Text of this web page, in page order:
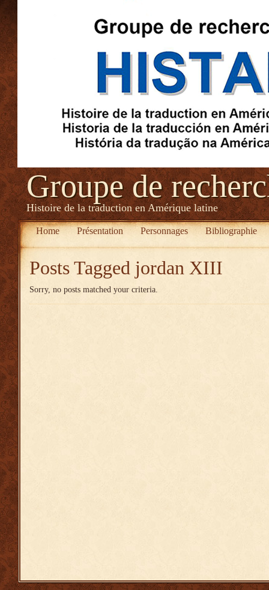
Groupe de
Histoire de la traduction en Amérique latine
Home Présentation Personnages Bibliographie
Posts Tagged jordan XIII
Sorry, no posts matched your criteria.